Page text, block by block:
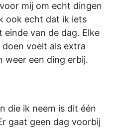
mij om echt dingen
ook echt dat ik iets
van de dag. Elke
voelt als extra
weer een ding erbij.
die ik neem is dit één
gaat geen dag voorbij